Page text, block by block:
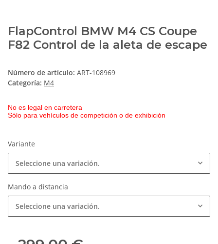
FlapControl BMW M4 CS Coupe
F82 Control de la aleta de escape
Número de artículo: ART-108969
Categoría: M4
No es legal en carretera
Sólo para vehículos de competición o de exhibición
Variante
Seleccione una variación.
Mando a distancia
Seleccione una variación.